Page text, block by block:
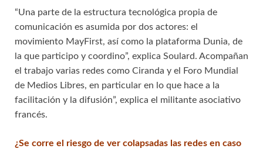
“Una parte de la estructura tecnológica propia de
comunicación es asumida por dos actores: el
movimiento MayFirst, así como la plataforma Dunia, de
la que participo y coordino”, explica Soulard. Acompañan
el trabajo varias redes como Ciranda y el Foro Mundial
de Medios Libres, en particular en lo que hace a la
facilitación y la difusión”, explica el militante asociativo
francés.
¿Se corre el riesgo de ver colapsadas las redes en caso